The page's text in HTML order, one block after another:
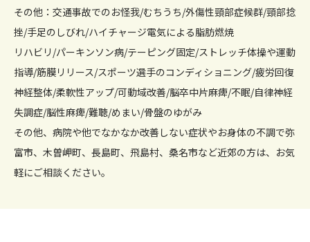
その他：交通事故でのお怪我/むちうち/外傷性頸部症候群/頸部捻
挫/手足のしびれ/ハイチャージ電気による脂肪燃焼
リハビリ/パーキンソン病/テーピング固定/ストレッチ体操や運動
指導/筋膜リリース/スポーツ選手のコンディショニング/疲労回復
神経整体/柔軟性アップ/可動域改善/脳卒中片麻痺/不眠/自律神経
失調症/脳性麻痺/難聴/めまい/骨盤のゆがみ
その他、病院や他でなかなか改善しない症状やお身体の不調で弥
富市、木曽岬町、長島町、飛島村、桑名市など近郊の方は、お気
軽にご相談ください。